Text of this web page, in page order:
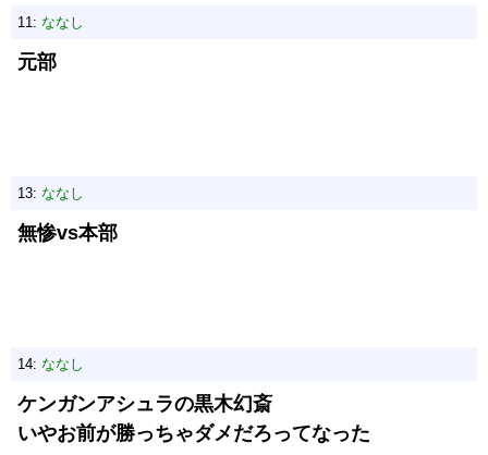
11: ななし
元部
13: ななし
無惨vs本部
14: ななし
ケンガンアシュラの黒木幻斎
いやお前が勝っちゃダメだろってなった